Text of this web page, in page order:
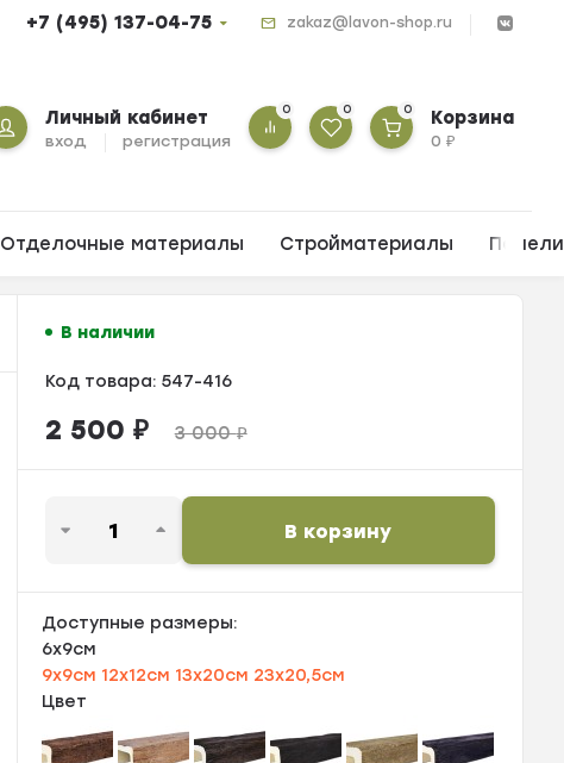
+7 (495) 137-04-75 zakaz@lavon-shop.ru
Личный кабинет
вход регистрация
0 0 0 Корзина
0₽
Отделочные материалы Стройматериалы
В наличии
Код товара: 547-416
2 500 ₽ 3 000₽
В корзину
Доступные размеры:
6х9см
9х9см 12х12см 13х20см 23х20,5см
Цвет